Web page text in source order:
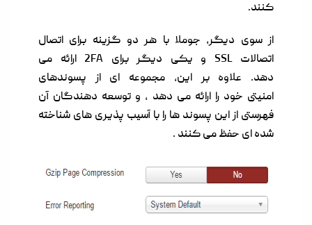
کنند.
از سوی دیگر، جوملا با هر دو گزینه برای اتصال
اتصالات SSL و یکی دیگر برای 2FA ارائه می
دهد. علاوه بر این، مجموعه ای از پسوندهای
امنیتی خود را ارائه می دهد ، و توسعه دهندگان آن
فهرستی از این پسوند ها را با آسیب پذیری های شناخته
شده ای حفظ می کنند .